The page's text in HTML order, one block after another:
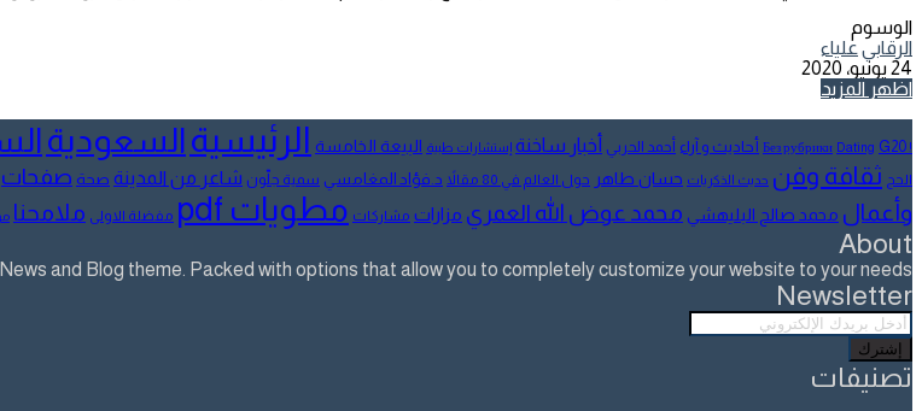
الوسوم
الرقابي علياء
24 يونيو، 2020
فيسبوك
تويتر
لينكدإن
واتساب
تيلقرام
مشاركة
طباعة
اظهر المزيد
! Без рубрики
Dating G20 أحاديث و آراء أحمد الحربي أخبار ساخنة إستشارات طبية البيعة الخامسة الرئيسيةالسعودية
الحج ثقافة وفن حديث الذكريات حسان طاهر حول العالم في 80 مقالاً د.فؤاد المغامسي سمية جلّون شاعر من المدينة صحة صفحات
وأعمال محمد صالح البليهشي محمد عوض الله العمري مزارات مشاركات مطويات pdf مفضلة الاولى ملامحنا
About
and Blog theme. Packed with options that allow you to completely customize your website to your needs.
Newsletter
أدخل
بريدك
الإلكتروني
تصنيفات